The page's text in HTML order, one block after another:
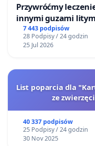
Przywróćmy
innymi guzami
Centrum Zdrowia
7 443 podpisów
28 Podpisy / 24 godzin
25 Jul 2026
List poparcia dla
ze
40 337 podpisów
25 Podpisy / 24 godzin
30 Nov 2025